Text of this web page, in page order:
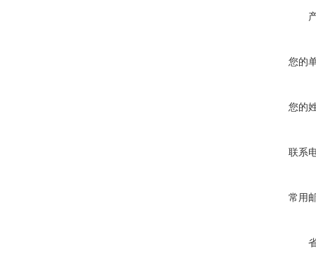
您的
您的
联系
常用